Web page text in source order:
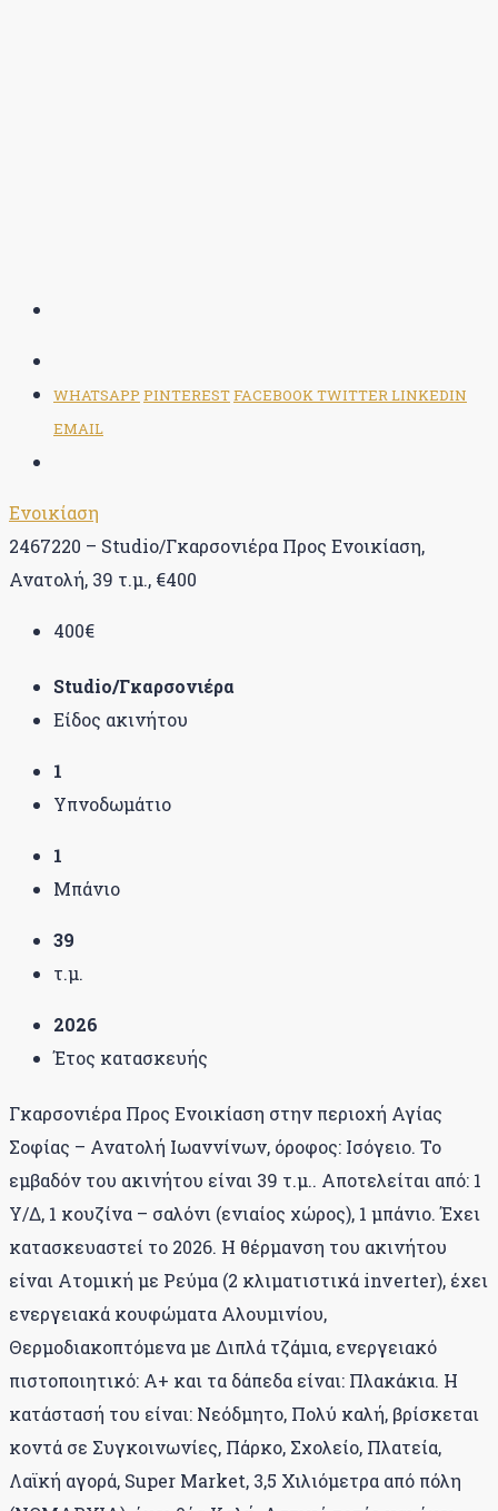
WHATSAPP PINTERESTFACEBOOKTWITTERLINKEDIN
EMAIL
Ενοικίαση
2467220 – Studio/Γκαρσονιέρα Προς Ενοικίαση,
Ανατολή, 39 τ.μ., €400
400€
Studio/Γκαρσονιέρα
Είδος ακινήτου
1
Υπνοδωμάτιο
1
Μπάνιο
39
τ.μ.
2026
Έτος κατασκευής
Γκαρσονιέρα Προς Ενοικίαση στην περιοχή Αγίας
Σοφίας – Ανατολή Ιωαννίνων, όροφος: Ισόγειο. Το
εμβαδόν του ακινήτου είναι 39 τ.μ.. Αποτελείται από: 1
Υ/Δ, 1 κουζίνα – σαλόνι (ενιαίος χώρος), 1 μπάνιο. Έχει
κατασκευαστεί το 2026. Η θέρμανση του ακινήτου
είναι Ατομική με Ρεύμα (2 κλιματιστικά inverter), έχει
ενεργειακά κουφώματα Αλουμινίου,
Θερμοδιακοπτόμενα με Διπλά τζάμια, ενεργειακό
πιστοποιητικό: Α+ και τα δάπεδα είναι: Πλακάκια. Η
κατάστασή του είναι: Νεόδμητο, Πολύ καλή, βρίσκεται
κοντά σε Συγκοινωνίες, Πάρκο, Σχολείο, Πλατεία,
Λαϊκή αγορά, Super Market, 3,5 Χιλιόμετρα από πόλη